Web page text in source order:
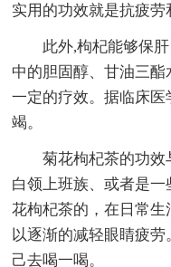
实用的功效就是抗疲劳
此外,枸杞能够保
中的胆固醇、甘油三
一定的疗效。据临床
竭。
菊花枸杞茶的功
白领上班族、或者是
花枸杞茶的，在日常
以逐渐的减轻眼睛疲
己去喝一喝。